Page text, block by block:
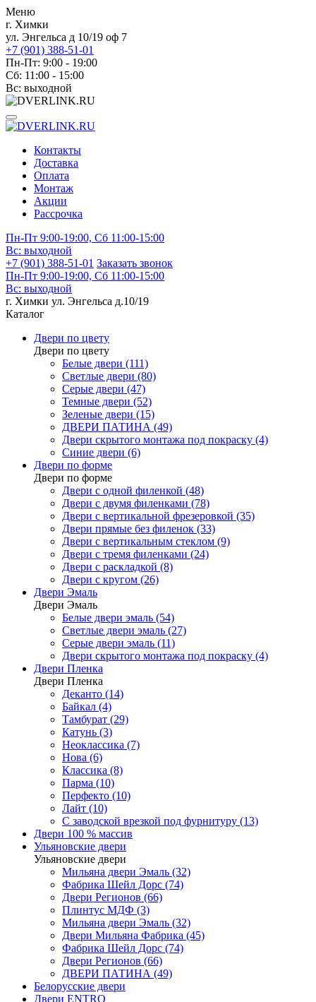
Меню
г. Химки
ул. Энгельса д 10/19 оф 7
+7 (901) 388-51-01
Пн-Пт: 9:00 - 19:00
Сб: 11:00 - 15:00
Вс: выходной
Контакты
Доставка
Оплата
Монтаж
Акции
Рассрочка
Пн-Пт 9:00-19:00, Сб 11:00-15:00
Вс: выходной
+7 (901) 388-51-01 Заказать звонок
Пн-Пт 9:00-19:00, Сб 11:00-15:00
Вс: выходной
г. Химки ул. Энгельса д.10/19
Каталог
Двери по цвету
Двери по цвету
Белые двери (111)
Светлые двери (80)
Серые двери (47)
Темные двери (52)
Зеленые двери (15)
ДВЕРИ ПАТИНА (49)
Двери скрытого монтажа под покраску (4)
Синие двери (6)
Двери по форме
Двери по форме
Двери с одной филенкой (48)
Двери с двумя филенками (78)
Двери с вертикальной фрезеровкой (35)
Двери прямые без филенок (33)
Двери с вертикальным стеклом (9)
Двери с тремя филенками (24)
Двери с раскладкой (8)
Двери с кругом (26)
Двери Эмаль
Двери Эмаль
Белые двери эмаль (54)
Светлые двери эмаль (27)
Серые двери эмаль (11)
Двери скрытого монтажа под покраску (4)
Двери Пленка
Двери Пленка
Деканто (14)
Байкал (4)
Тамбурат (29)
Катунь (3)
Неоклассика (7)
Нова (6)
Классика (8)
Парма (10)
Перфекто (10)
Лайт (10)
С заводской врезкой под фурнитуру (13)
Двери 100 % массив
Ульяновские двери
Ульяновские двери
Мильяна двери Эмаль (32)
Фабрика Шейл Дорс (74)
Двери Регионов (66)
Плинтус МДФ (3)
Мильяна двери Эмаль (32)
Двери Мильяна Фабрика (45)
Фабрика Шейл Дорс (74)
Двери Регионов (66)
ДВЕРИ ПАТИНА (49)
Белорусские двери
Двери ENTRO